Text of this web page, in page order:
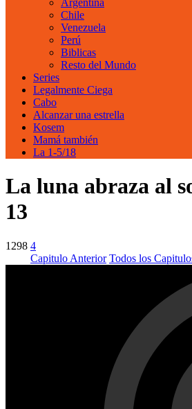
Argentina
Chile
Venezuela
Perú
Biblicas
Resto del Mundo
Series
Legalmente Ciega
Cabo
Alcanzar una estrella
Kosem
Mamá también
La 1-5/18
La luna abraza al
13
1298 4
Capitulo Anterior Todos los